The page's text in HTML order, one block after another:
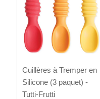
Cuillères à Tremper en
Silicone (3 paquet) -
Tutti-Frutti